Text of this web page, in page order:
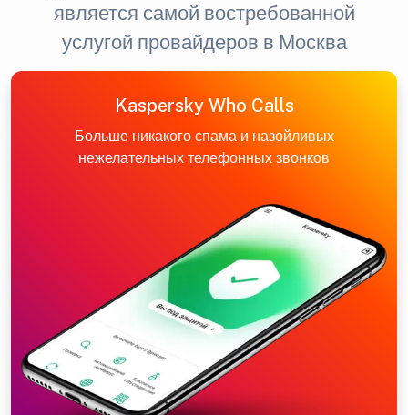
является самой востребованной
услугой провайдеров в Москва
Kaspersky Who Calls
Больше никакого спама и назойливых
нежелательных телефонных звонков